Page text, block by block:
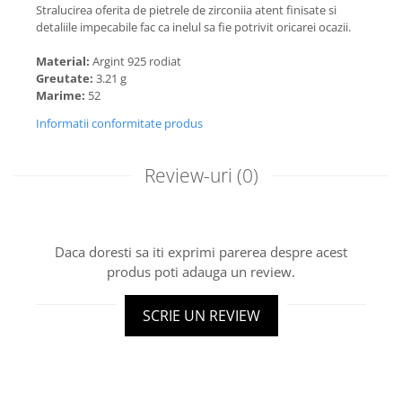
Stralucirea oferita de pietrele de zirconiia atent finisate si
detaliile impecabile fac ca inelul sa fie potrivit oricarei ocazii.
Material: Argint 925 rodiat
Greutate: 3.21 g
Marime: 52
Informatii conformitate produs
Review-uri (0)
Daca doresti sa iti exprimi parerea despre acest
produs poti adauga un review.
SCRIE UN REVIEW